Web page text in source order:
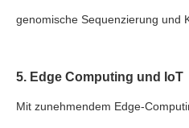
genomische Sequenzierung und
5. Edge Computing und IoT
Mit zunehmendem Edge-